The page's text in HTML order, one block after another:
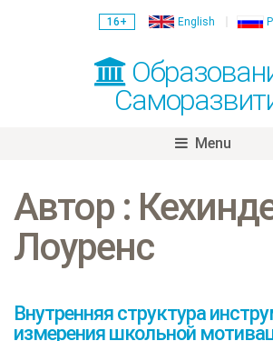
16+ English
Menu
content
Автор :
Лоуренс
Внутренняя структура
измерения школьной